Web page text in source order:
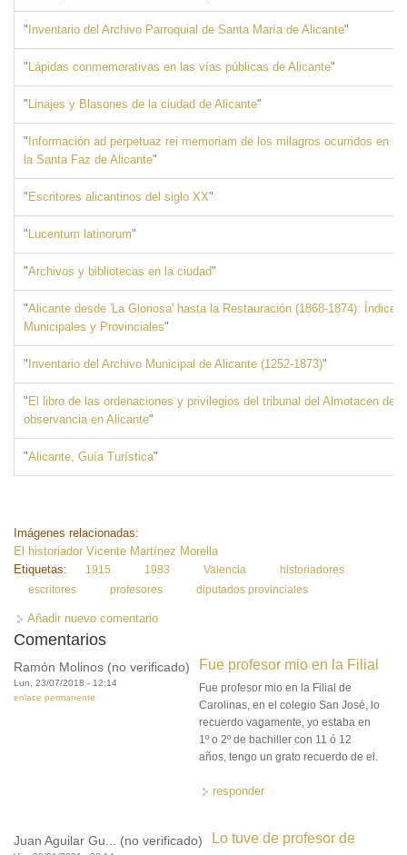
"Inventario del Archivo Parroquial de Santa María de Alicante"
"Lápidas conmemorativas en las vías públicas de Alicante"
"Linajes y Blasones de la ciudad de Alicante"
"Información ad perpetuaz rei memoriam de los milagros ocurridos en la
la Santa Faz de Alicante"
"Escritores alicantinos del siglo XX"
"Lucentum latinorum"
"Archivos y bibliotecas en la ciudad"
"Alicante desde 'La Gloriosa' hasta la Restauración (1868-1874): Índice
Municipales y Provinciales"
"Inventario del Archivo Municipal de Alicante (1252-1873)"
"El libro de las ordenaciones y privilegios del tribunal del Almotacen de
observancia en Alicante"
"Alicante, Guía Turística"
Imágenes relacionadas:
El historiador Vicente Martínez Morella
Etiquetas:
1915 1983 Valencia
historiadores
escritores
profesores diputados provinciales
Añadir nuevo comentario
Comentarios
Ramón Molinos (no verificado)
Lun, 23/07/2018 - 12:14
enlace permanente
Fue profesor mio en la Filial
Fue profesor mio en la Filial de
Carolinas, en el colegio San José, lo
recuerdo vagamente, yo estaba en
1º o 2º de bachiller con 11 ó 12
años, tengo un grato recuerdo de el.
responder
Juan Aguilar Gu... (no verificado) Lo tuve de profesor de